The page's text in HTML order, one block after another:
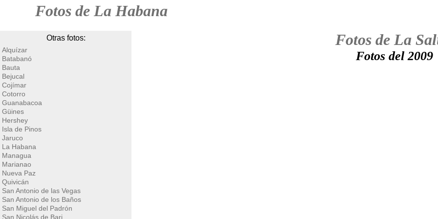
Fotos de La Habana
Otras fotos:
Alquízar
Batabanó
Bauta
Bejucal
Cojímar
Cotorro
Guanabacoa
Güines
Hershey
Isla de Pinos
Jaruco
La Habana
Managua
Marianao
Nueva Paz
Quivicán
San Antonio de las Vegas
San Antonio de los Baños
San Miguel del Padrón
San Nicolás de Bari
Fotos de La
Fotos del 2009